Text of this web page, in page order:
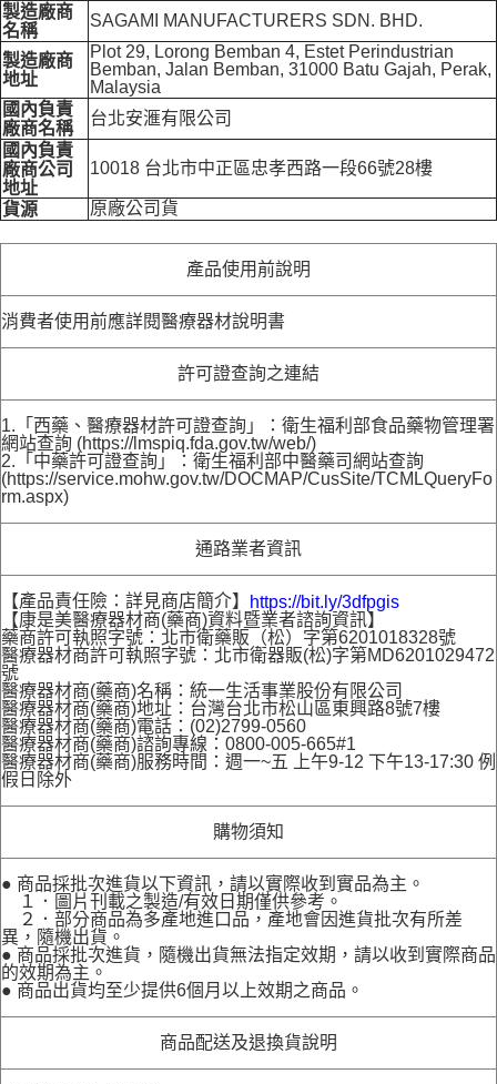
製造廠商
名稱
SAGAMI MANUFACTURERS SDN. BHD.
製造廠商
地址
Plot 29, Lorong Bemban 4, Estet Perindustrian
Bemban, Jalan Bemban, 31000 Batu Gajah, Perak,
Malaysia
國內負責
廠商名稱
台北安滙有限公司
國內負責
廠商公司
地址
10018 台北市中正區忠孝西路一段66號28樓
貨源 原廠公司貨
產品使用前說明
消費者使用前應詳閱醫療器材說明書
許可證查詢之連結
1.「西藥、醫療器材許可證查詢」：衛生福利部食品藥物管理署
網站查詢 (https://lmspiq.fda.gov.tw/web/)
2.「中藥許可證查詢」：衛生福利部中醫藥司網站查詢
(https://service.mohw.gov.tw/DOCMAP/CusSite/TCMLQueryFo
rm.aspx)
通路業者資訊
【產品責任險：詳見商店簡介】
https://bit.ly/3dfpgis
【康是美醫療器材商(藥商)資料暨業者諮詢資訊】
藥商許可執照字號：北市衛藥販（松）字第6201018328號
醫療器材商許可執照字號：北市衛器販(松)字第MD6201029472
號
醫療器材商(藥商)名稱：統一生活事業股份有限公司
醫療器材商(藥商)地址：台灣台北市松山區東興路8號7樓
醫療器材商(藥商)電話：(02)2799-0560
醫療器材商(藥商)諮詢專線：0800-005-665#1
醫療器材商(藥商)服務時間：週一~五 上午9-12 下午13-17:30 例
假日除外
購物須知
● 商品採批次進貨以下資訊，請以實際收到實品為主。
１．圖片刊載之製造/有效日期僅供參考。
２．部分商品為多產地進口品，產地會因進貨批次有所差
異，隨機出貨。
● 商品採批次進貨，隨機出貨無法指定效期，請以收到實際商品
的效期為主。
● 商品出貨均至少提供6個月以上效期之商品。
商品配送及退換貨說明